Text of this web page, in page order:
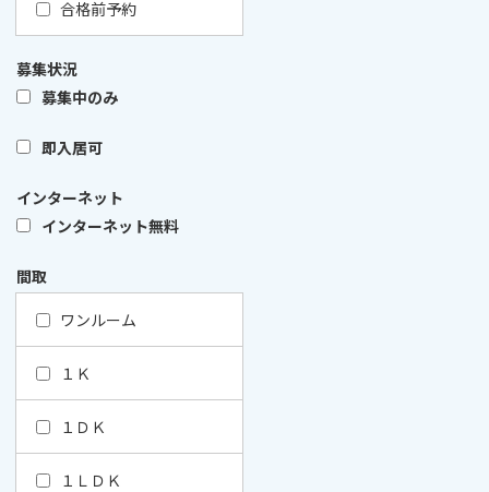
合格前予約
募集状況
募集中のみ
即入居可
インターネット
インターネット無料
間取
ワンルーム
１Ｋ
１ＤＫ
１ＬＤＫ